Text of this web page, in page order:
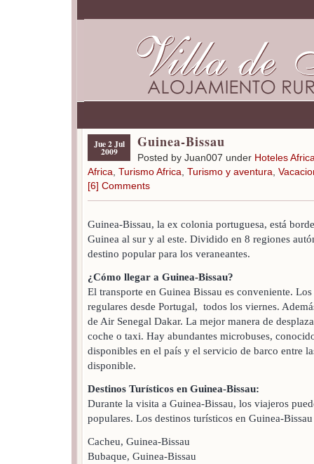
Jue 2 Jul
2009
Guinea-Bissau
Posted by Juan007 under Hoteles
Africa Turismo Africa Turismo y aventura
[6] Comments
Guinea-Bissau, la ex colonia portuguesa, está
Guinea al sur y al este. Dividido en 8 regiones
destino popular para los veraneantes.
¿Cómo llegar a Guinea-Bissau?
El transporte en Guinea Bissau es conveniente.
regulares desde Portugal, todos los viernes.
de Air Senegal Dakar. La mejor manera de
coche o taxi. Hay abundantes microbuses,
disponibles en el país y el servicio de barco entre
disponible.
Destinos Turísticos en Guinea-Bissau:
Durante la visita a Guinea-Bissau, los viajeros
populares. Los destinos turísticos en Guinea-
Cacheu, Guinea-Bissau
Bubaque, Guinea-Bissau